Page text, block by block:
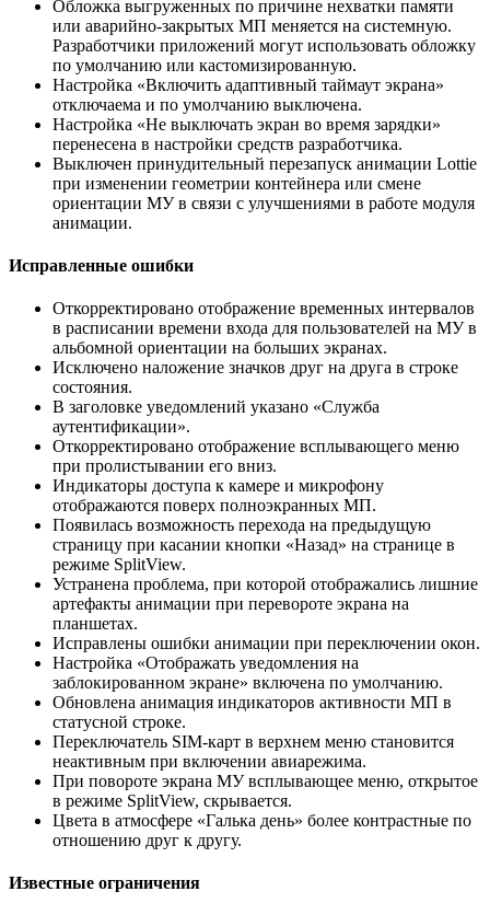
Обложка выгруженных по причине нехватки памяти
или аварийно-закрытых МП меняется на системную.
Разработчики приложений могут использовать обложку
по умолчанию или кастомизированную.
Настройка «Включить адаптивный таймаут экрана»
отключаема и по умолчанию выключена.
Настройка «Не выключать экран во время зарядки»
перенесена в настройки средств разработчика.
Выключен принудительный перезапуск анимации Lottie
при изменении геометрии контейнера или смене
ориентации МУ в связи с улучшениями в работе модуля
анимации.
Исправленные ошибки
Откорректировано отображение временных интервалов
в расписании времени входа для пользователей на МУ в
альбомной ориентации на больших экранах.
Исключено наложение значков друг на друга в строке
состояния.
В заголовке уведомлений указано «Служба
аутентификации».
Откорректировано отображение всплывающего меню
при пролистывании его вниз.
Индикаторы доступа к камере и микрофону
отображаются поверх полноэкранных МП.
Появилась возможность перехода на предыдущую
страницу при касании кнопки «Назад» на странице в
режиме SplitView.
Устранена проблема, при которой отображались лишние
артефакты анимации при перевороте экрана на
планшетах.
Исправлены ошибки анимации при переключении окон.
Настройка «Отображать уведомления на
заблокированном экране» включена по умолчанию.
Обновлена анимация индикаторов активности МП в
статусной строке.
Переключатель SIM-карт в верхнем меню становится
неактивным при включении авиарежима.
При повороте экрана МУ всплывающее меню, открытое
в режиме SplitView, скрывается.
Цвета в атмосфере «Галька день» более контрастные по
отношению друг к другу.
Известные ограничения